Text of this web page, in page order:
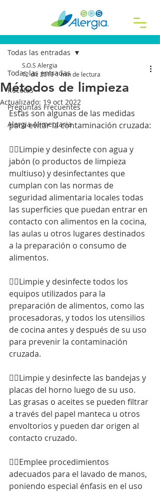
Todas las entradas
Recetas
Preguntas Frecuentes
Alergia Alimentaria
Todas las entradas
Métodos de limpieza
S.O.S Alergia
12 dic 20191 min de lectura
Actualizado: 19 oct 2022
Estas son algunas de las medidas
para evitar la contaminación cruzada:
👉🏻Limpie y desinfecte con agua y
jabón (o productos de limpieza
multiuso) y desinfectantes que
cumplan con las normas de
seguridad alimentaria locales todas
las superficies que puedan entrar en
contacto con alimentos en la cocina,
las aulas u otros lugares destinados
a la preparación o consumo de
alimentos.
👉🏻Limpie y desinfecte todos los
equipos utilizados para la
preparación de alimentos, como las
procesadoras, y todos los utensilios
de cocina antes y después de su uso
para prevenir la contaminación
cruzada.
👉🏻Limpie y desinfecte las bandejas y
placas del horno luego de su uso.
Las grasas o aceites se pueden filtrar
a través del papel manteca u otros
envoltorios y pueden dar origen al
contacto cruzado.
👉🏻Emplee procedimientos
adecuados para el lavado de manos,
poniendo especial énfasis en el uso